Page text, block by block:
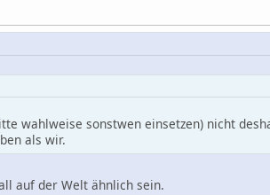
wahlweise sonstwen einsetzen) nicht
als wir.
auf der Welt ähnlich sein.